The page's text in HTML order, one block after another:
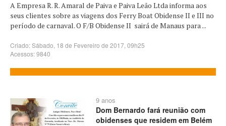
A Empresa R. R. Amaral de Paiva e Paiva Leão Ltda informa aos
seus clientes sobre as viagens dos Ferry Boat Obidense II e III no
período de carnaval. O F/B Obidense II sairá de Manaus para ...
Criado: Sábado, 18 de Fevereiro de 2017, 09h25
Acessos: 9840
9 anos
Dom Bernardo fará reunião com
obidenses que residem em Belém